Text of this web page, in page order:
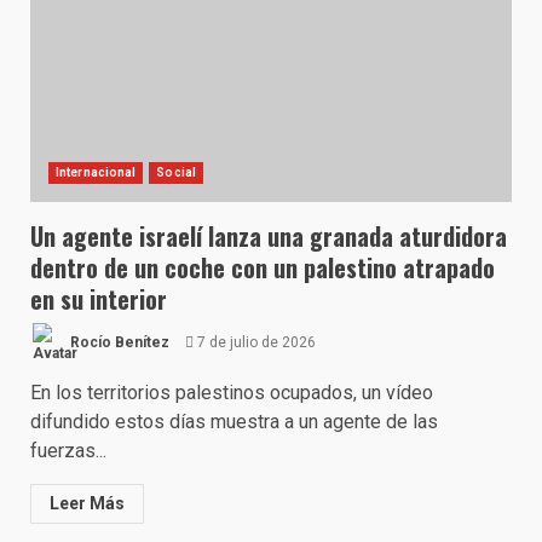
Internacional Social
Un agente israelí lanza una granada aturdidora
dentro de un coche con un palestino atrapado
en su interior
Rocío Benítez 7 de julio de 2026
En los territorios palestinos ocupados, un vídeo
difundido estos días muestra a un agente de las
fuerzas...
Leer Más